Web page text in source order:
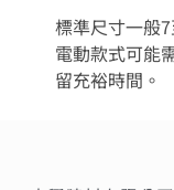
標準尺寸一般
電動款式可能
留充裕時間。